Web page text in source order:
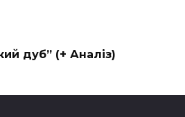
дуб” (+ Аналіз)